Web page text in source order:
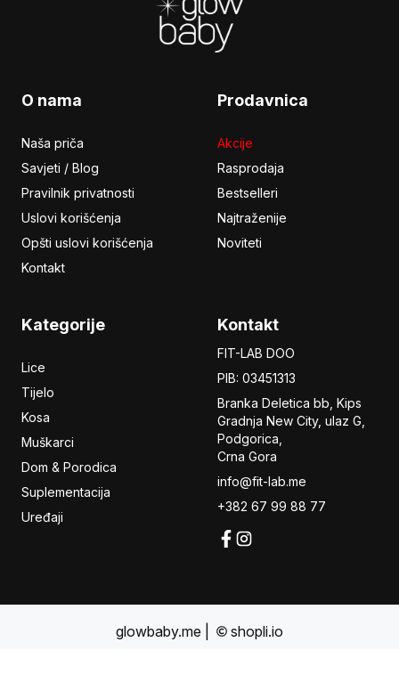
O nama
Naša priča
Savjeti / Blog
Pravilnik privatnosti
Uslovi korišćenja
Opšti uslovi korišćenja
Kontakt
Prodavnica
Akcije
Rasprodaja
Bestselleri
Najtraženije
Noviteti
Kategorije
Lice
Tijelo
Kosa
Muškarci
Dom & Porodica
Suplementacija
Uređaji
Kontakt
FIT-LAB DOO
PIB: 03451313
Branka Deletica bb, Kips
Gradnja New City, ulaz G,
Podgorica,
Crna Gora
info@fit-lab.me
+382 67 99 88 77
glowbaby.me shopli.io